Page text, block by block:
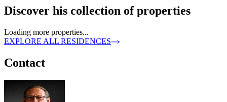
Discover his collection of properties
Loading more properties...
EXPLORE ALL RESIDENCES
Contact